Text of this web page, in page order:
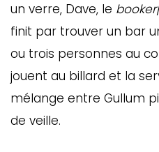
un verre, Dave, le booker
finit par trouver un bar
ou trois personnes au
jouent au billard et la
mélange entre Gullum
de veille.